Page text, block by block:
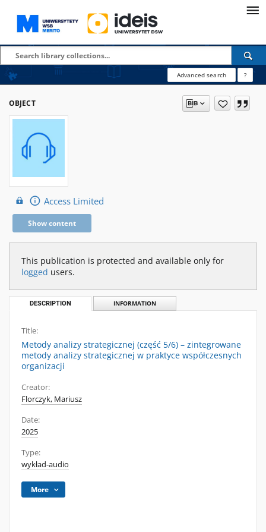
Advanced search ?
OBJECT
Access Limited
Show content
This publication is protected and available only for
logged users.
DESCRIPTION INFORMATION
Title:
Metody analizy strategicznej (część 5/6) – zintegrowane
metody analizy strategicznej w praktyce współczesnych
organizacji
Creator:
Florczyk, Mariusz
Date:
2025
Type:
wykład-audio
More